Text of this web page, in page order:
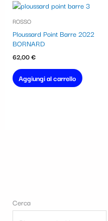
ROSSO
Ploussard Point Barre 2022
BORNARD
62,00€
Aggiungi al carrello
Cerca